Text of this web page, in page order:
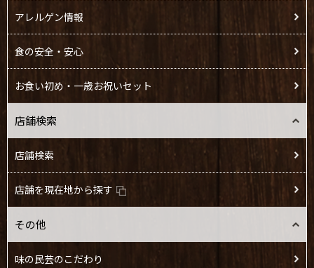
アレルゲン情報
食の安全・安心
お食い初め・一歳お祝いセット
店舗検索
店舗検索
店舗を現在地から探す
その他
味の民芸のこだわり